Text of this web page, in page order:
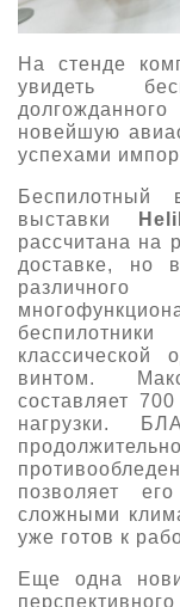
На стенде
увидеть
новейшую
успехами
Беспилотный
выставки
рассчитана на
доставке, но
классической
винтом.
составляет
нагрузки.
позволяет
сложными
уже готов к
Еще одна